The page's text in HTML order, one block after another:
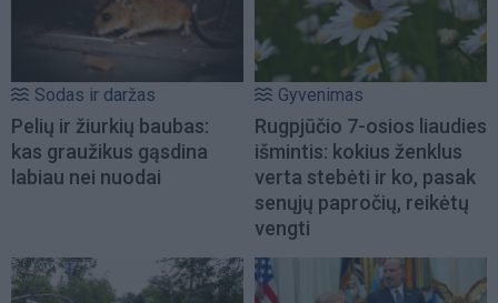
Sodas ir daržas
Pelių ir žiurkių baubas:
kas graužikus gąsdina
labiau nei nuodai
Gyvenimas
Rugpjūčio 7-osios liaudies
išmintis: kokius ženklus
verta stebėti ir ko, pasak
senųjų papročių, reikėtų
vengti